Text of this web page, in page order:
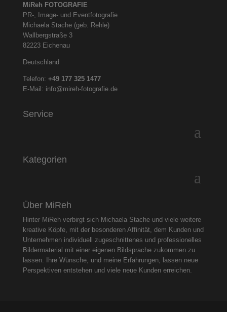
MiReh FOTOGRAFIE
PR-, Image- und Eventfotografie
Michaela Stache (geb. Rehle)
Wallbergstraße 3
82223 Eichenau
Deutschland
Telefon: +49 177 325 1477
E-Mail: info@mireh-fotografie.de
Service
Kategorien
Über MiReh
Hinter MiReh verbirgt sich Michaela Stache und viele weitere
kreative Köpfe, mit der besonderen Affinität, dem Kunden und
Unternehmen individuell zugeschnittenes und professionelles
Bildermaterial mit einer eigenen Bildsprache zukommen zu
lassen. Ihre Wünsche, und meine Erfahrungen, lassen neue
Perspektiven entstehen und viele neue Kunden erreichen.